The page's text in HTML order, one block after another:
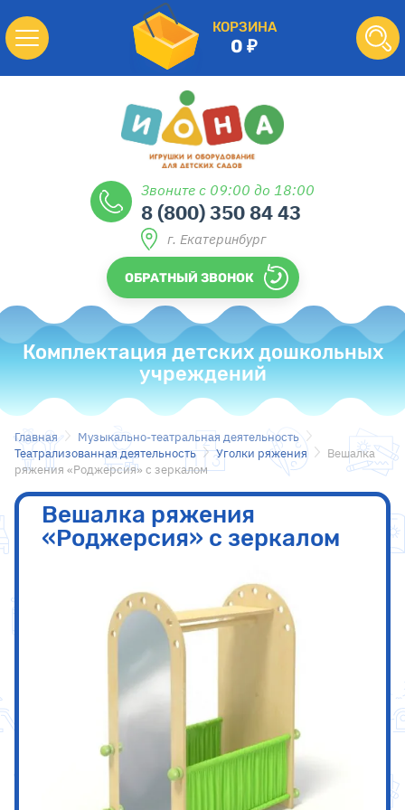
КОРЗИНА
0
Звоните с 09:00 до 18:00
8 (800) 350 84 43
г. Екатеринбург
ОБРАТНЫЙ ЗВОНОК
Комплектация детских дошкольных
учреждений
Главная
Музыкально-театральная деятельность
Театрализованная деятельность
Уголки ряжения
Вешалка
ряжения «Роджерсия» с зеркалом
Вешалка ряжения
«Роджерсия» с зеркалом